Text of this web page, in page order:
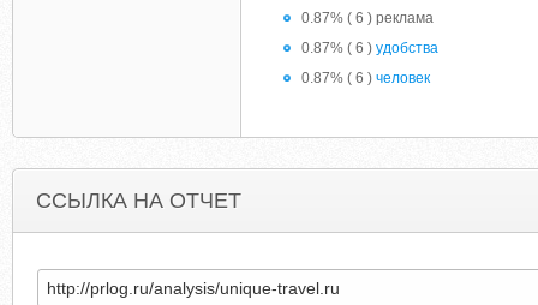
0.87% ( 6 ) реклама
0.87% ( 6 ) удобства
0.87% ( 6 ) человек
ССЫЛКА НА ОТЧЕТ